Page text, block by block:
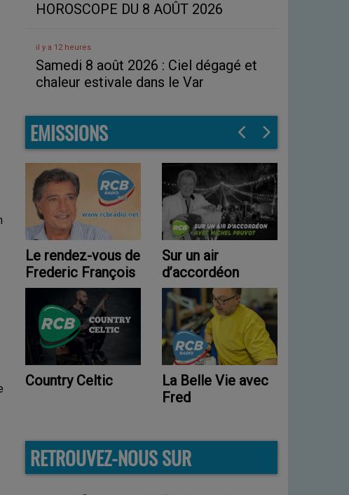
HOROSCOPE DU 8 AOÛT 2026
il y a 12 heures
Samedi 8 août 2026 : Ciel dégagé et
chaleur estivale dans le Var
EMISSIONS
Sur un air
d’accordéon
La Belle Vie avec
RCB 80
Le drive avec
Marie
RETROUVEZ-NOUS SUR